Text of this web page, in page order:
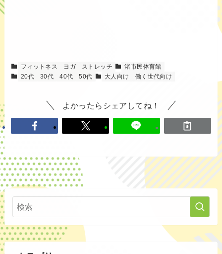
フィットネス ヨガ ストレッチ
渚市民体育館
20代
30代 40代 50代 大人向け 働く世代向け
よかったらシェアしてね！